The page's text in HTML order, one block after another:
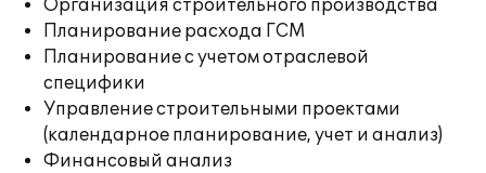
Организация строительного производства
Планирование расхода ГСМ
Планирование с учетом отраслевой
специфики
Управление строительными проектами
(календарное планирование, учет и анализ)
Финансовый анализ